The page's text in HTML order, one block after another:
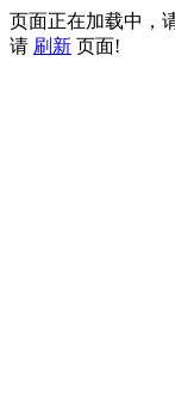
页面正在加载中，
请 刷新 页面!